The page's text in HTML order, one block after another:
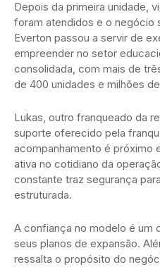
Depois da primeira unidade,
foram atendidos e o negócio
Everton passou a servir de
empreender no setor
consolidada, com mais de
de 400 unidades e milhões
Lukas, outro franqueado da
suporte oferecido pela
acompanhamento é próximo
ativa no cotidiano da
constante traz segurança
estruturada.
A confiança no modelo é um
seus planos de expansão.
ressalta o propósito do